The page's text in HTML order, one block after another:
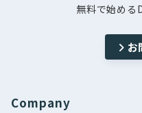
無料で始める
お
Company